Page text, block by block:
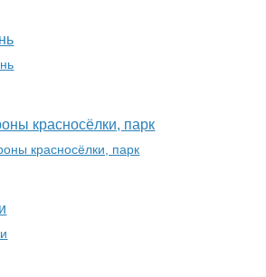
красносёлки, парк